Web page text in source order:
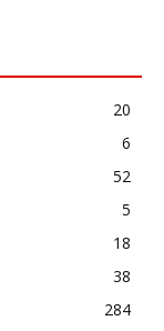
20
6
52
5
18
38
284